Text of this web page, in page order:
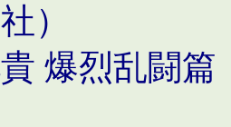
）
爆烈乱闘篇